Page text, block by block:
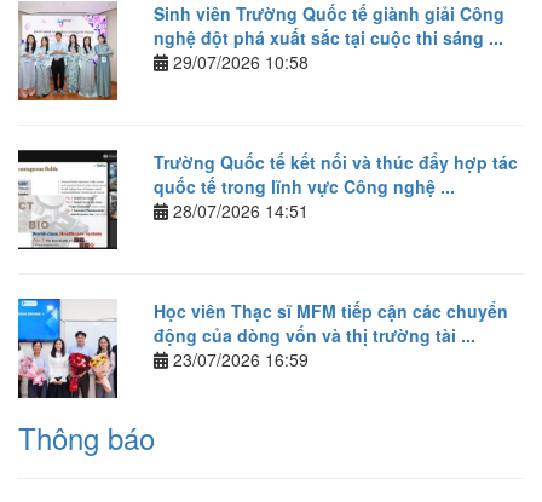
Sinh viên Trường Quốc tế giành giải Công
nghệ đột phá xuất sắc tại cuộc thi sáng ...
29/07/2026 10:58
Trường Quốc tế kết nối và thúc đẩy hợp tác
quốc tế trong lĩnh vực Công nghệ ...
28/07/2026 14:51
Học viên Thạc sĩ MFM tiếp cận các chuyển
động của dòng vốn và thị trường tài ...
23/07/2026 16:59
Thông báo